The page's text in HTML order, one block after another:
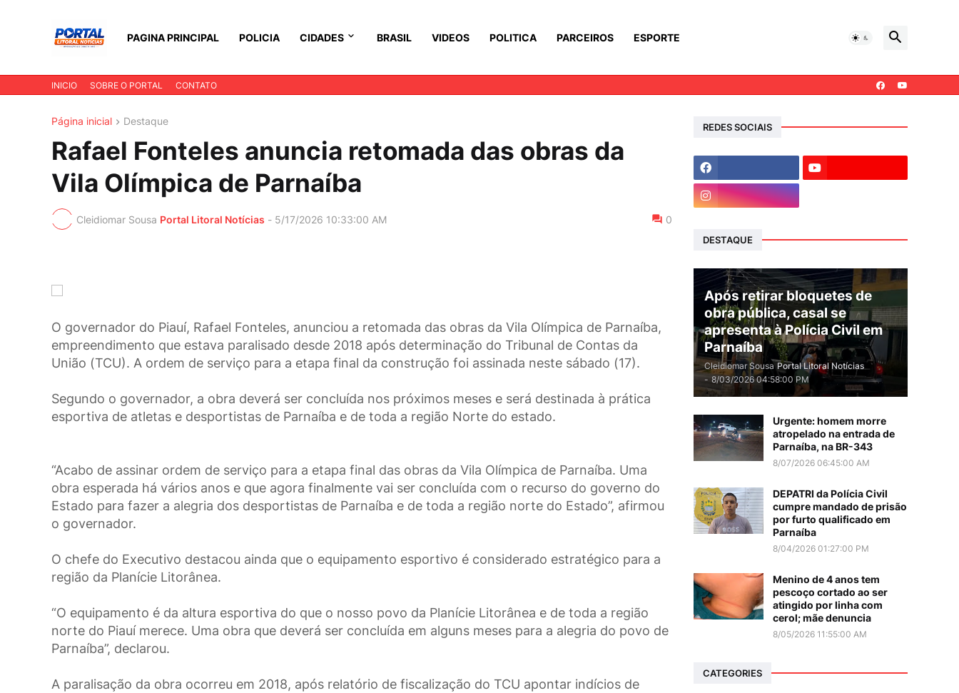
PAGINA PRINCIPAL POLICIA CIDADES BRASIL VIDEOS POLITICA PARCEIROS ESPORTE
INICIO SOBRE O PORTAL CONTATO
Página inicial Destaque
Rafael Fonteles anuncia retomada das obras da
Vila Olímpica de Parnaíba
Cleidiomar Sousa Portal Litoral Notícias - 5/17/2026 10:33:00 AM 0
O governador do Piauí, Rafael Fonteles, anunciou a retomada das obras da Vila Olímpica de Parnaíba,
empreendimento que estava paralisado desde 2018 após determinação do Tribunal de Contas da
União (TCU). A ordem de serviço para a etapa final da construção foi assinada neste sábado (17).
Segundo o governador, a obra deverá ser concluída nos próximos meses e será destinada à prática
esportiva de atletas e desportistas de Parnaíba e de toda a região Norte do estado.
“Acabo de assinar ordem de serviço para a etapa final das obras da Vila Olímpica de Parnaíba. Uma
obra esperada há vários anos e que agora finalmente vai ser concluída com o recurso do governo do
Estado para fazer a alegria dos desportistas de Parnaíba e de toda a região norte do Estado”, afirmou
o governador.
O chefe do Executivo destacou ainda que o equipamento esportivo é considerado estratégico para a
região da Planície Litorânea.
“O equipamento é da altura esportiva do que o nosso povo da Planície Litorânea e de toda a região
norte do Piauí merece. Uma obra que deverá ser concluída em alguns meses para a alegria do povo de
Parnaíba”, declarou.
A paralisação da obra ocorreu em 2018, após relatório de fiscalização do TCU apontar indícios de
REDES SOCIAIS
DESTAQUE
Após retirar bloquetes de
obra pública, casal se
apresenta à Polícia Civil em
Parnaíba
Cleidiomar Sousa Portal Litoral Notícias
- 8/03/2026 04:58:00 PM
Urgente: homem morre
atropelado na entrada de
Parnaíba, na BR-343
8/07/2026 06:45:00 AM
DEPATRI da Polícia Civil
cumpre mandado de prisão
por furto qualificado em
Parnaíba
8/04/2026 01:27:00 PM
Menino de 4 anos tem
pescoço cortado ao ser
atingido por linha com
cerol; mãe denuncia
8/05/2026 11:55:00 AM
CATEGORIES